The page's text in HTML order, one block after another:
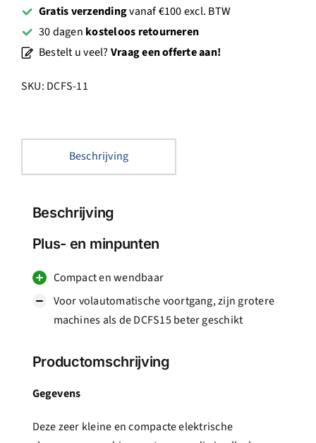
Gratis verzendingvanaf €100 excl. BTW
30 dagen kosteloos retourneren
Bestelt u veel? Vraag een offerte aan!
SKU: DCFS-11
Beschrijving
Beschrijving
Plus- en minpunten
Compact en wendbaar
Voor volautomatische voortgang, zijn grotere
machines als de DCFS15 beter geschikt
Productomschrijving
Gegevens
Deze zeer kleine en compacte elektrische